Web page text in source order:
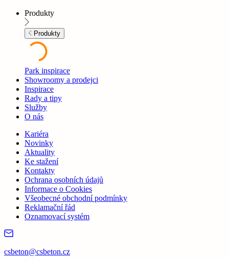
Produkty
Produkty
Park inspirace
Showroomy a prodejci
Inspirace
Rady a tipy
Služby
O nás
Kariéra
Novinky
Aktuality
Ke stažení
Kontakty
Ochrana osobních údajů
Informace o Cookies
Všeobecné obchodní podmínky
Reklamační řád
Oznamovací systém
csbeton@csbeton.cz